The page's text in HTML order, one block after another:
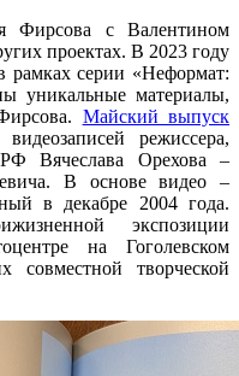
с Валентином
проектах. В 2023 году
рамках серии «Неформат:
уникальные материалы,
Майский выпуск
режиссера,
РФ Вячеслава Орехова –
В основе видео –
в декабре 2004 года.
экспозиции
на Гоголевском
совместной творческой